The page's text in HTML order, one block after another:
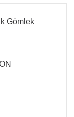
Gömlek